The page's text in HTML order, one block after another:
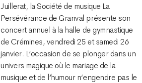
Juillerat, la Société de musique La
Persévérance de Granval présente son
concert annuel à la halle de gymnastique
de Crémines, vendredi 25 et samedi 26
janvier. L’occasion de se plonger dans un
univers magique où le mariage de la
musique et de l’humour n’engendre pas le